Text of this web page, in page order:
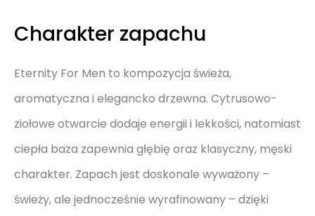
Charakter zapachu
Eternity For Men to kompozycja świeża,
aromatyczna i elegancko drzewna. Cytrusowo-
ziołowe otwarcie dodaje energii i lekkości, natomiast
ciepła baza zapewnia głębię oraz klasyczny, męski
charakter. Zapach jest doskonale wyważony –
świeży, ale jednocześnie wyrafinowany – dzięki